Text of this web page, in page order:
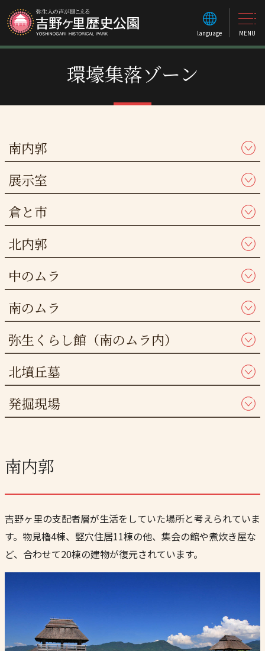
language MENU
環壕集落ゾーン
南内郭
展示室
倉と市
北内郭
中のムラ
南のムラ
弥生くらし館（南のムラ内）
北墳丘墓
発掘現場
南内郭
吉野ヶ里の支配者層が生活をしていた場所と考えられていま
す。物見櫓4棟、竪穴住居11棟の他、集会の館や煮炊き屋な
ど、合わせて20棟の建物が復元されています。